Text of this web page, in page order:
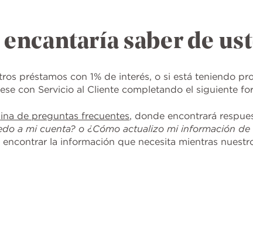
encantaría saber de
préstamos con 1% de interés, o si está teniendo
con Servicio al Cliente completando el siguiente
de preguntas frecuentes, donde encontrará
a mi cuenta? o ¿Cómo actualizo mi información
la información que necesita mientras